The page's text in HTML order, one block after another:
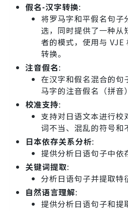
假名-汉字转换:
将罗马字和平假名句子
选，同时提供了一种从
者的模式，使用与 VJE
转换。
注音假名:
在汉字和假名混合的句
马字的注音假名（拼音
校准支持:
支持对日语文本进行校
词不当、混乱的符号和
日本依存关系分析:
提供分析日语句子中依
关键词提取:
分析日语句子并提取特
自然语言理解:
提供分析日语句子和提